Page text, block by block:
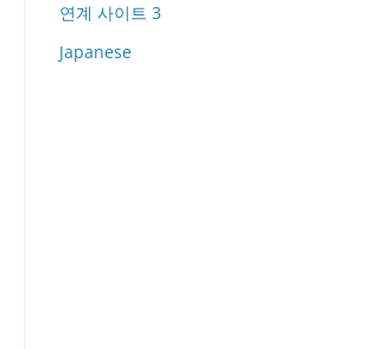
연계 사이트 3
Japanese